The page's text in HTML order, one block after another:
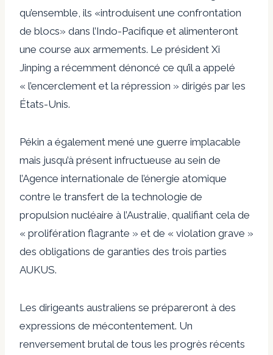
qu’ensemble, ils «introduisent une confrontation
de blocs» dans l’Indo-Pacifique et alimenteront
une course aux armements. Le président Xi
Jinping a récemment dénoncé ce qu’il a appelé
« l’encerclement et la répression » dirigés par les
États-Unis.
Pékin a également mené une guerre implacable
mais jusqu’à présent infructueuse au sein de
l’Agence internationale de l’énergie atomique
contre le transfert de la technologie de
propulsion nucléaire à l’Australie, qualifiant cela de
« prolifération flagrante » et de « violation grave »
des obligations de garanties des trois parties
AUKUS.
Les dirigeants australiens se prépareront à des
expressions de mécontentement. Un
renversement brutal de tous les progrès récents